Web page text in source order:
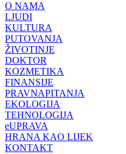
O NAMA
LJUDI
KULTURA
PUTOVANJA
ŽIVOTINJE
DOKTOR
KOZMETIKA
FINANSIJE
PRAVNAPITANJA
EKOLOGIJA
TEHNOLOGIJA
eUPRAVA
HRANA KAO LIJEK
KONTAKT